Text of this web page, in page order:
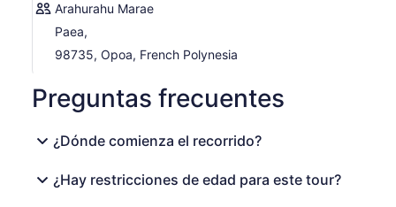
Arahurahu Marae
Paea,
98735, Opoa, French Polynesia
Preguntas frecuentes
¿Dónde comienza el recorrido?
¿Hay restricciones de edad para este tour?